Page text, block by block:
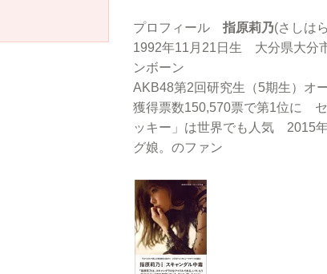
プロフィール 指原莉乃(さしは
1992年11月21日生 大分県大
ンボーン
AKB48第2回研究生（5期生）オ
獲得票数150,570票で第1位に
ッキー」は世界でも人気 2015
グ娘。のファン